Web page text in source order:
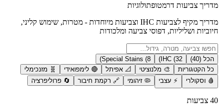
מדריך צביעות דרמטופתולוגיות
מדריך מקיף לצביעות IHC וצביעות מיוחדות - מטרות, שימוש קליני,
חיוביות ושליליות, דפוסי צביעה ומלכודות
הכל (40
)
IHC (32
)
Special Stains (8
)
כל הקטגוריות
🎨 מלנוציטי 📐 אפיתל 🔴 לימפואידי 🧬 מזנכימלי
🩸 וסקולרי ⚡ עצבי 🦠 זיהומי 🔗 רקמת חיבור 🔄 פרוליפרציה
40 צביעות